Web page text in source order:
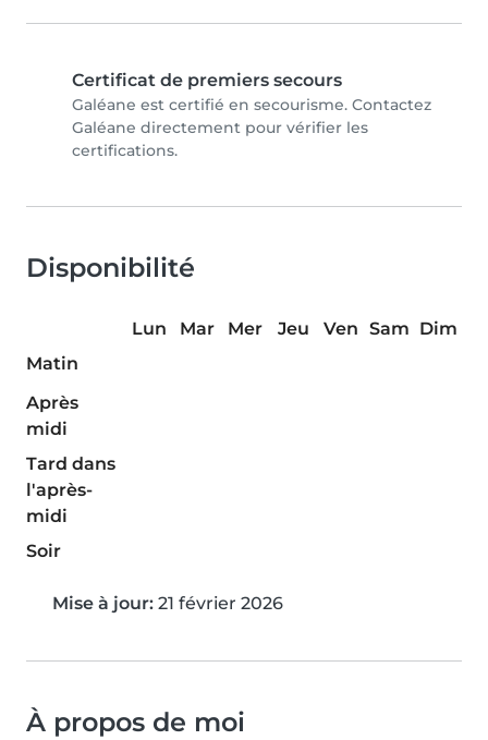
Certificat de premiers secours
Galéane est certifié en secourisme. Contactez
Galéane directement pour vérifier les
certifications.
Disponibilité
Lun Mar Mer Jeu Ven Sam Dim
Matin
Après
midi
Tard dans
l'après-
midi
Soir
Mise à jour: 21 février 2026
À propos de moi